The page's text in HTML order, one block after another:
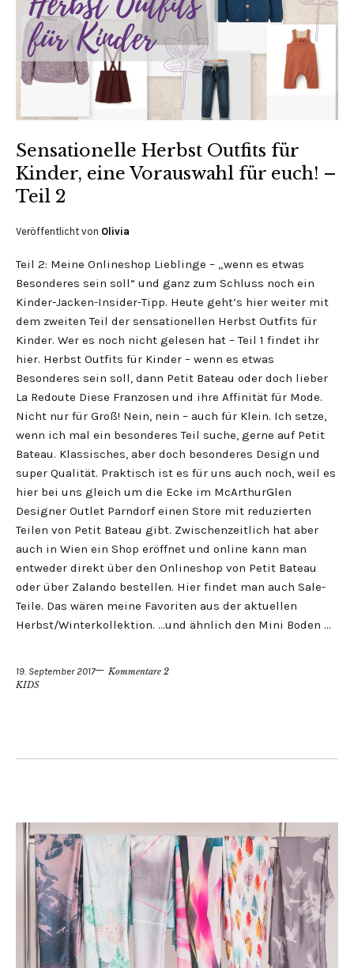
Sensationelle Herbst Outfits für
Kinder, eine Vorauswahl für euch! –
Teil 2
Veröffentlicht von Olivia
Teil 2: Meine Onlineshop Lieblinge – „wenn es etwas
Besonderes sein soll“ und ganz zum Schluss noch ein
Kinder-Jacken-Insider-Tipp. Heute geht’s hier weiter mit
dem zweiten Teil der sensationellen Herbst Outfits für
Kinder. Wer es noch nicht gelesen hat – Teil 1 findet ihr
hier. Herbst Outfits für Kinder – wenn es etwas
Besonderes sein soll, dann Petit Bateau oder doch lieber
La Redoute Diese Franzosen und ihre Affinität für Mode.
Nicht nur für Groß! Nein, nein – auch für Klein. Ich setze,
wenn ich mal ein besonderes Teil suche, gerne auf Petit
Bateau. Klassisches, aber doch besonderes Design und
super Qualität. Praktisch ist es für uns auch noch, weil es
hier bei uns gleich um die Ecke im McArthurGlen
Designer Outlet Parndorf einen Store mit reduzierten
Teilen von Petit Bateau gibt. Zwischenzeitlich hat aber
auch in Wien ein Shop eröffnet und online kann man
entweder direkt über den Onlineshop von Petit Bateau
oder über Zalando bestellen. Hier findet man auch Sale-
Teile. Das wären meine Favoriten aus der aktuellen
Herbst/Winterkollektion. …und ähnlich den Mini Boden …
19. September 2017
Kommentare 2
KIDS